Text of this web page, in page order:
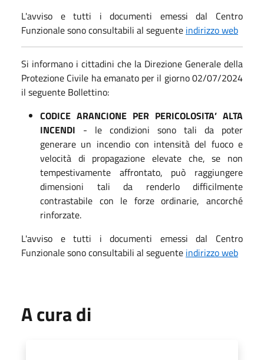
L'avviso e tutti i documenti emessi dal Centro
Funzionale sono consultabili al seguente indirizzo web
Si informano i cittadini che la Direzione Generale della
Protezione Civile ha emanato per il giorno 02/07/2024
il seguente Bollettino:
CODICE ARANCIONE PER PERICOLOSITA’ ALTA
INCENDI - le condizioni sono tali da poter
generare un incendio con intensità del fuoco e
velocità di propagazione elevate che, se non
tempestivamente affrontato, può raggiungere
dimensioni tali da renderlo difficilmente
contrastabile con le forze ordinarie, ancorché
rinforzate.
L'avviso e tutti i documenti emessi dal Centro
Funzionale sono consultabili al seguente indirizzo web
A cura di